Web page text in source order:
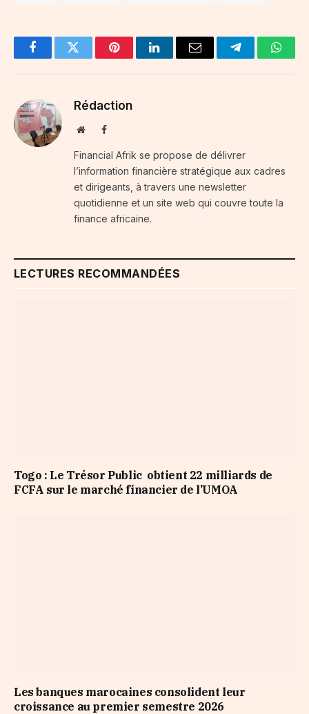
FacebookTwitter PinterestLinkedInEmail Telegram
Rédaction
WebsiteFacebook
Financial Afrik se propose de délivrer
l’information financière stratégique aux cadres
et dirigeants, à travers une newsletter
quotidienne et un site web qui couvre toute la
finance africaine.
LECTURES RECOMMANDÉES
Togo : Le Trésor Public obtient 22 milliards de
FCFA sur le marché financier de l’UMOA
Les banques marocaines consolident leur
croissance au premier semestre 2026